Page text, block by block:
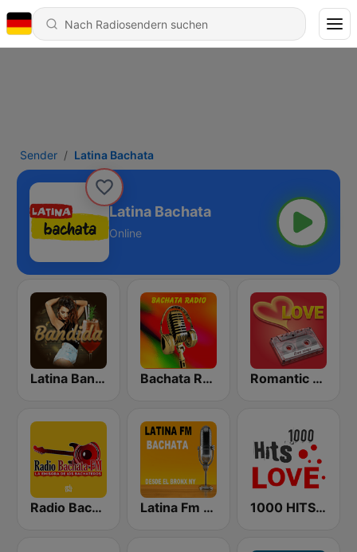
Sender Latina Bachata
Latina Bachata
Online
Latina Bandida! Bachata Radio Romantic Vibes
Radio Bachata Latina Fm Bachata 1000 HITS Love